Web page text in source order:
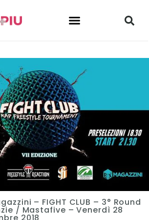
– FIGHT CLUB – 3° Round
/ Mastafive – Venerdì 28